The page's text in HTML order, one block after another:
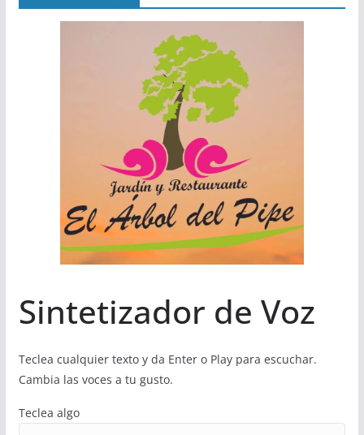
Sintetizador de Voz
Teclea cualquier texto y da Enter o Play para escuchar.
Cambia las voces a tu gusto.
Teclea algo